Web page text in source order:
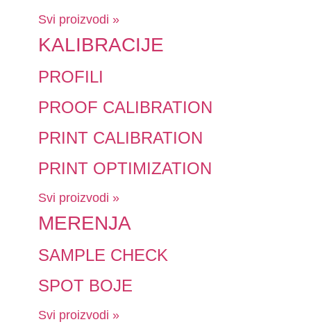
Svi proizvodi »
KALIBRACIJE
PROFILI
PROOF CALIBRATION
PRINT CALIBRATION
PRINT OPTIMIZATION
Svi proizvodi »
MERENJA
SAMPLE CHECK
SPOT BOJE
Svi proizvodi »